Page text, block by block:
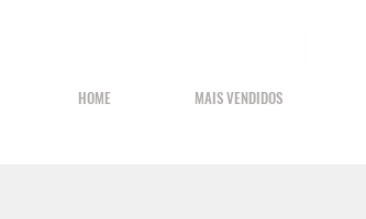
HOME MAIS VENDIDOS